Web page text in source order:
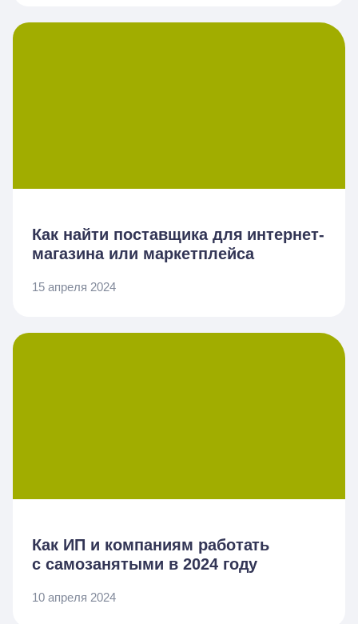
Как найти поставщика для интернет-
магазина или маркетплейса
15 апреля 2024
Как ИП и компаниям работать
с самозанятыми в 2024 году
10 апреля 2024